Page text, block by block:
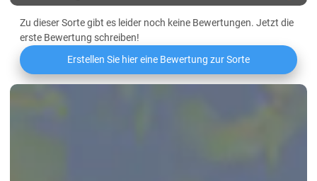
Zu dieser Sorte gibt es leider noch keine Bewertungen. Jetzt die
erste Bewertung schreiben!
Erstellen Sie hier eine Bewertung zur Sorte